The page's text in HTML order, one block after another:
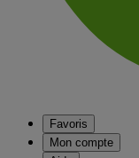
Favoris
Mon compte